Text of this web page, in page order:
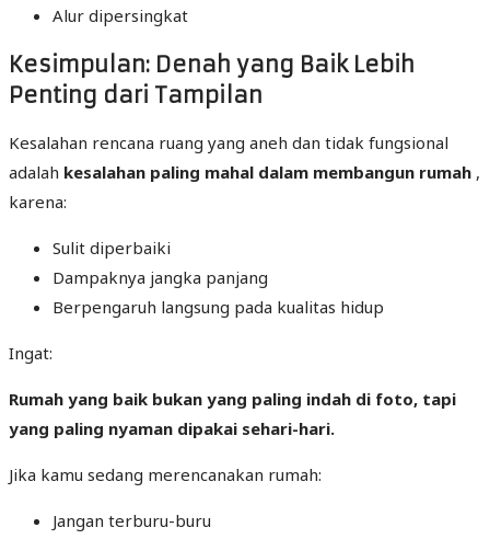
Alur dipersingkat
Kesimpulan: Denah yang Baik Lebih
Penting dari Tampilan
Kesalahan rencana ruang yang aneh dan tidak fungsional
adalah kesalahan paling mahal dalam membangun rumah ,
karena:
Sulit diperbaiki
Dampaknya jangka panjang
Berpengaruh langsung pada kualitas hidup
Ingat:
Rumah yang baik bukan yang paling indah di foto, tapi
yang paling nyaman dipakai sehari-hari.
Jika kamu sedang merencanakan rumah:
Jangan terburu-buru